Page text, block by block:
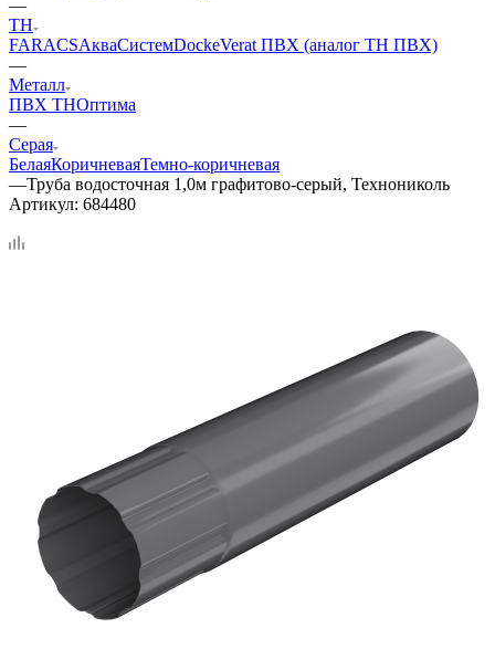
—
ТН
FARACSАкваСистемDockeVerat ПВХ (аналог ТН ПВХ)
—
Металл
ПВХ ТНОптима
—
Серая
БелаяКоричневаяТемно-коричневая
—Труба водосточная 1,0м графитово-серый, Технониколь
Артикул: 684480